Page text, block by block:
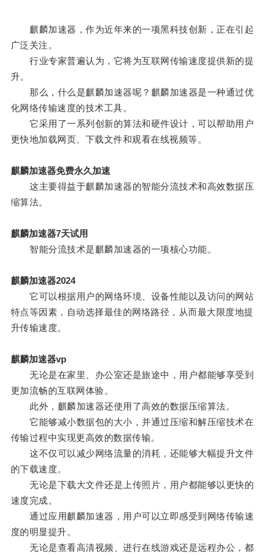
麒麟加速器，作为近年来的一项黑科技创新，正在引起
广泛关注。
行业专家普遍认为，它将为互联网传输速度提供新的提
升。
那么，什么是麒麟加速器呢？麒麟加速器是一种通过优
化网络传输速度的技术工具。
它采用了一系列创新的算法和硬件设计，可以帮助用户
更快地加载网页、下载文件和观看在线视频等。
麒麟加速器免费永久加速
这主要得益于麒麟加速器的智能分流技术和高效数据压
缩算法。
麒麟加速器7天试用
智能分流技术是麒麟加速器的一项核心功能。
麒麟加速器2024
它可以根据用户的网络环境、设备性能以及访问的网站
特点等因素，自动选择最佳的网络路径，从而最大限度地提
升传输速度。
麒麟加速器vp
无论是在家里、办公室还是旅途中，用户都能够享受到
更加流畅的互联网体验。
此外，麒麟加速器还使用了高效的数据压缩算法。
它能够减小数据包的大小，并通过压缩和解压缩技术在
传输过程中实现更高效的数据传输。
这不仅可以减少网络流量的消耗，还能够大幅提升文件
的下载速度。
无论是下载大文件还是上传照片，用户都能够以更快的
速度完成。
通过应用麒麟加速器，用户可以立即感受到网络传输速
度的明显提升。
无论是查看高清视频、进行在线游戏还是远程办公，都